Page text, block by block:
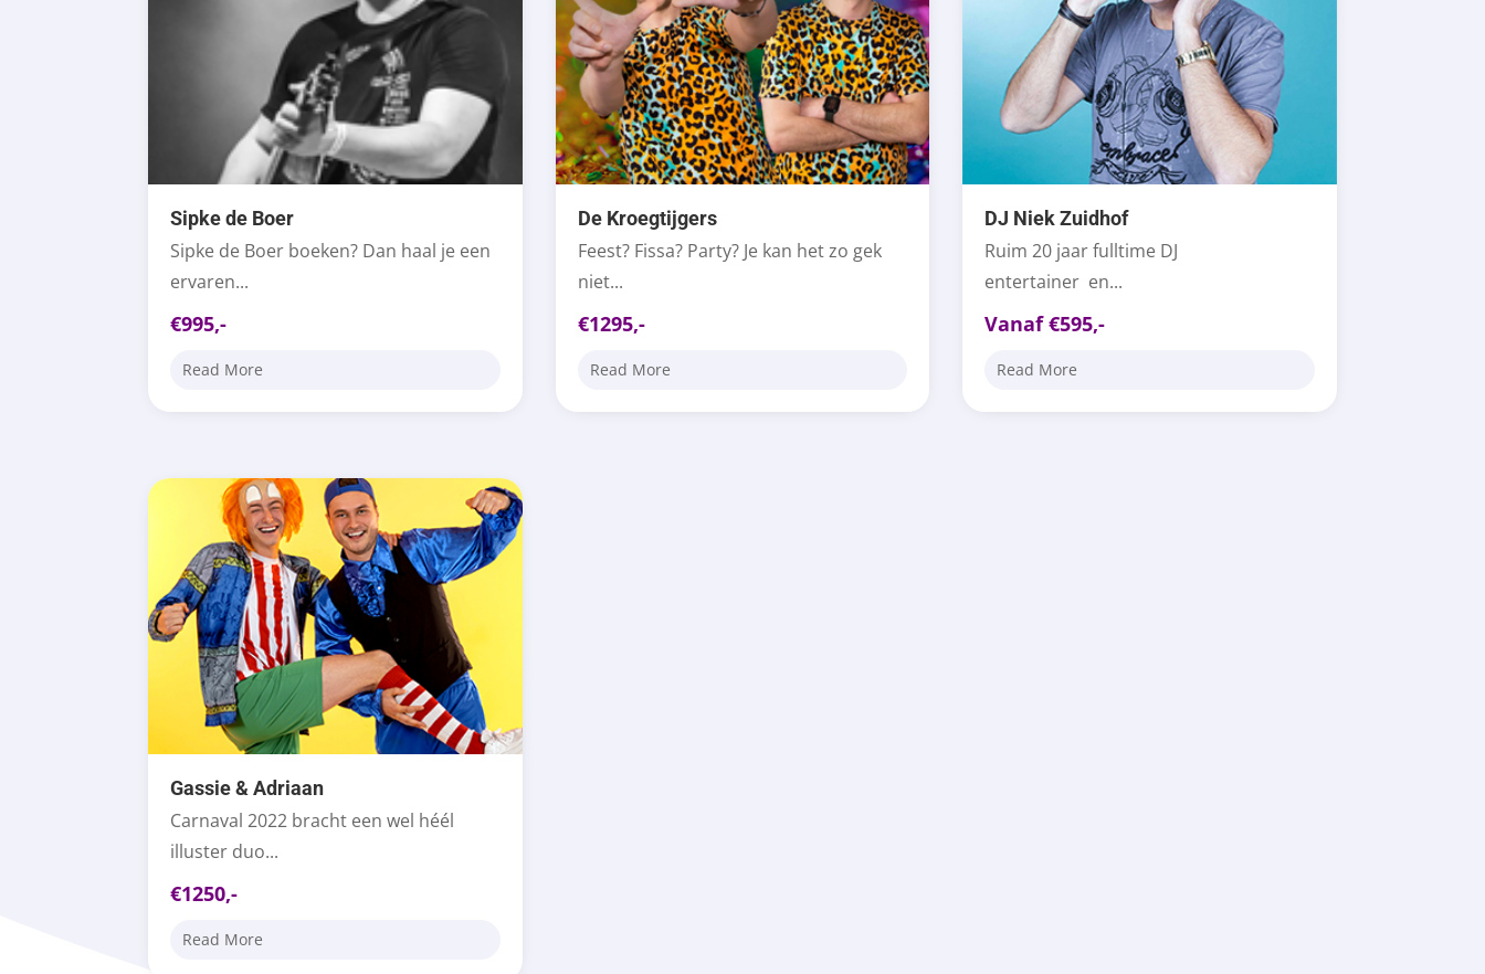
Sipke de Boer
Sipke de Boer boeken? Dan haal je een
ervaren...
€995,-
Read More
De Kroegtijgers
Feest? Fissa? Party? Je kan het zo gek
niet...
€1295,-
Read More
DJ Niek Zuidhof
Ruim 20 jaar fulltime DJ
entertainer en...
Vanaf €595,-
Read More
Gassie & Adriaan
Carnaval 2022 bracht een wel héél
illuster duo...
€1250,-
Read More